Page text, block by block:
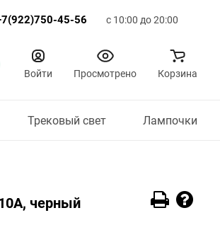
45-56 с 10:00 до 20:00
Войти Просмотрено Корзина
Трековый свет Лампочки
черный